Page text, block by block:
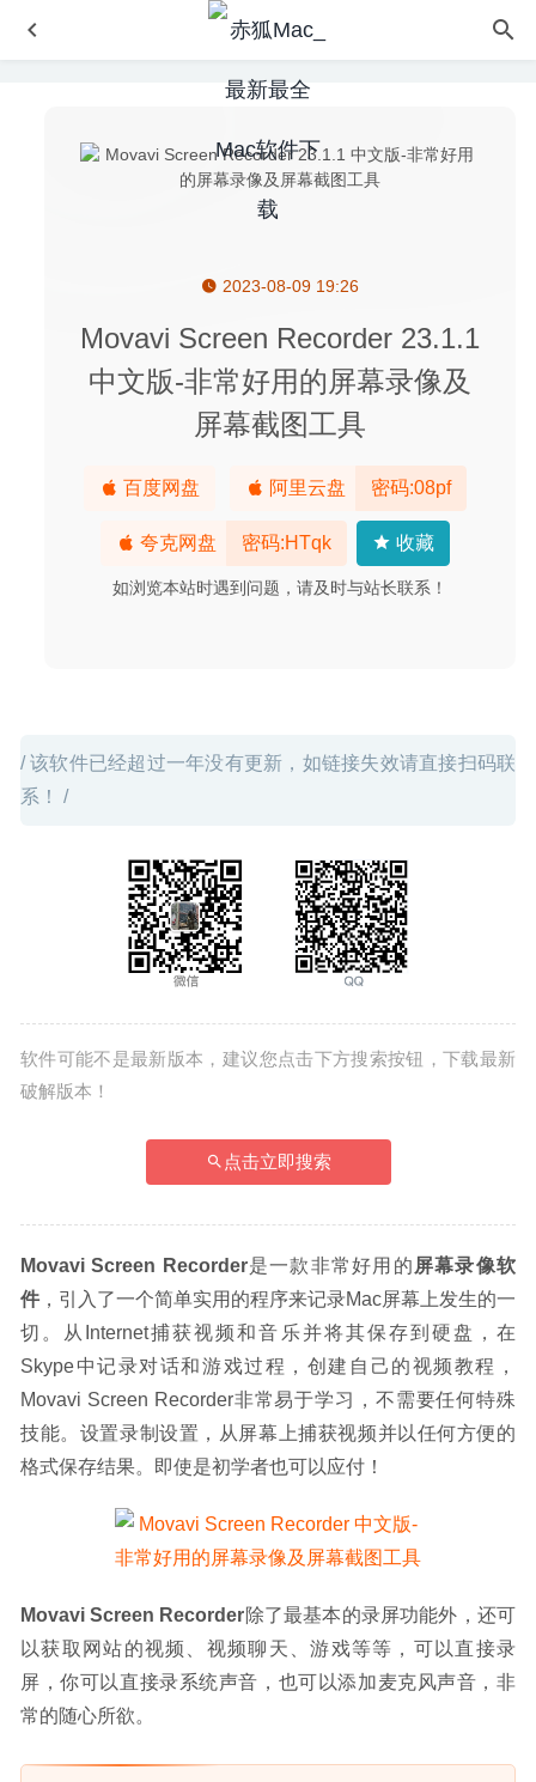
2023-08-09 19:26
Movavi Screen Recorder 23.1.1
中文版-非常好用的屏幕录像及
屏幕截图工具
百度网盘 阿里云盘 密码:08pf
夸克网盘 密码:HTqk 收藏
如浏览本站时遇到问题，请及时与站长联系！
/ 该软件已经超过一年没有更新，如链接失效请直接扫码联
系！ /
软件可能不是最新版本，建议您点击下方搜索按钮，下载最新
破解版本！
点击立即搜索
Movavi Screen Recorder是一款非常好用的 屏幕录像软
件 ，引入了一个简单实用的程序来记录Mac屏幕上发生的一
切。从Internet捕获视频和音乐并将其保存到硬盘，在
Skype中记录对话和游戏过程，创建自己的视频教程，
Movavi Screen Recorder非常易于学习，不需要任何特殊
技能。设置录制设置，从屏幕上捕获视频并以任何方便的
格式保存结果。即使是初学者也可以应付！
Movavi Screen Recorder除了最基本的录屏功能外，还可
以获取网站的视频、视频聊天、游戏等等，可以直接录
屏，你可以直接录系统声音，也可以添加麦克风声音，非
常的随心所欲。
Easy MP3 Converter Pro 3.2.0 – 音频格式转换工具
Launchpad Manager Pro 1.0.14 – Launchpad启动台图标
管理工具 2025-02-11
大富翁10 1.0 中文版 – 非常经典的休闲类手棋游戏
Sketch 64 for Mac 中文版-优秀的矢量绘图软件 2020-03-24
Cycling 74 Max 8.1.5 – 专业的音乐、视频程序编辑系统